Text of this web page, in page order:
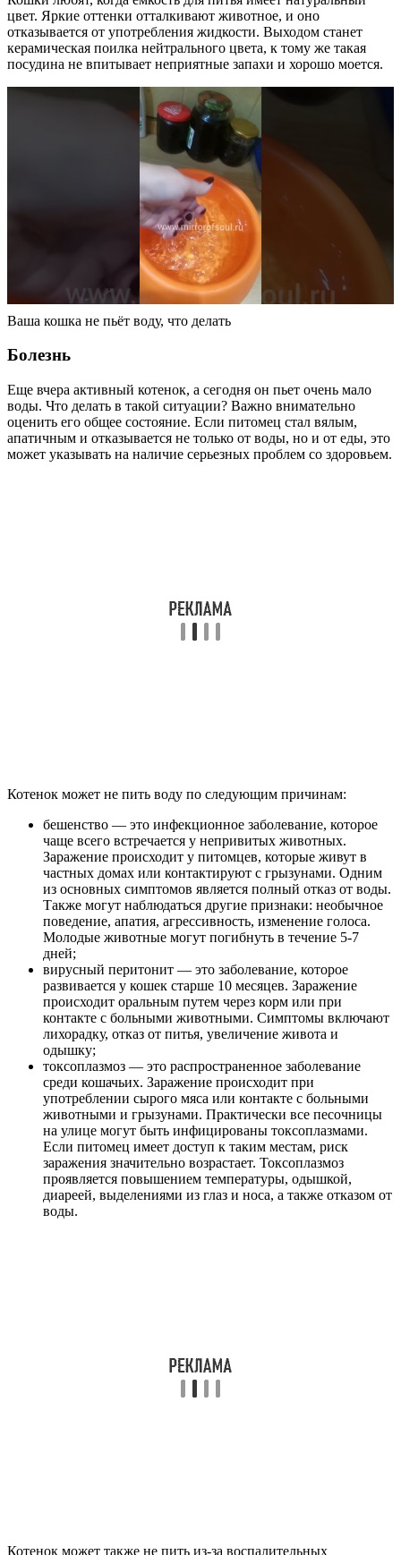
цвет. Яркие оттенки отталкивают животное, и оно
отказывается от употребления жидкости. Выходом станет
керамическая поилка нейтрального цвета, к тому же такая
посудина не впитывает неприятные запахи и хорошо моется.
Ваша кошка не пьёт воду, что делать
Болезнь
Еще вчера активный котенок, а сегодня он пьет очень мало
воды. Что делать в такой ситуации? Важно внимательно
оценить его общее состояние. Если питомец стал вялым,
апатичным и отказывается не только от воды, но и от еды, это
может указывать на наличие серьезных проблем со здоровьем.
Котенок может не пить воду по следующим причинам:
бешенство — это инфекционное заболевание, которое
чаще всего встречается у непривитых животных.
Заражение происходит у питомцев, которые живут в
частных домах или контактируют с грызунами. Одним
из основных симптомов является полный отказ от воды.
Также могут наблюдаться другие признаки: необычное
поведение, апатия, агрессивность, изменение голоса.
Молодые животные могут погибнуть в течение 5-7
дней;
вирусный перитонит — это заболевание, которое
развивается у кошек старше 10 месяцев. Заражение
происходит оральным путем через корм или при
контакте с больными животными. Симптомы включают
лихорадку, отказ от питья, увеличение живота и
одышку;
токсоплазмоз — это распространенное заболевание
среди кошачьих. Заражение происходит при
употреблении сырого мяса или контакте с больными
животными и грызунами. Практически все песочницы
на улице могут быть инфицированы токсоплазмами.
Если питомец имеет доступ к таким местам, риск
заражения значительно возрастает. Токсоплазмоз
проявляется повышением температуры, одышкой,
диареей, выделениями из глаз и носа, а также отказом от
воды.
Котенок может также не пить из-за воспалительных